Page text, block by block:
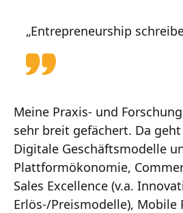
„Entrepreneurship
Meine Praxis- und
sehr breit gefächert. Da
Digitale Geschäftsmodelle
Plattformökonomie,
Sales Excellence (v.a.
Erlös-/Preismodelle), Mobile